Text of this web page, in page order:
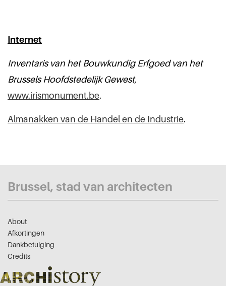
Internet
Inventaris van het Bouwkundig Erfgoed van het
Brussels Hoofdstedelijk Gewest,
www.irismonument.be.
Almanakken van de Handel en de Industrie.
Brussel, stad van architecten
About
Afkortingen
Dankbetuiging
Credits